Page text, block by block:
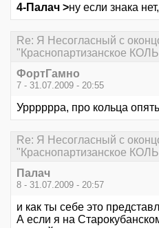
4-Палач >ну если знака
Re: Я Несогласный с
"Краснопартизанское
ФортГамно
7 - 31.07.2009 - 20:55
Урррррра, про кольца
Re: Я Несогласный с
"Краснопартизанское
Палач
8 - 31.07.2009 - 20:57
и как ты себе это
А если я на